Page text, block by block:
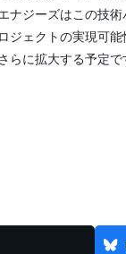
ナジーズはこの技
ジェクトの実現可
に拡大する予定で